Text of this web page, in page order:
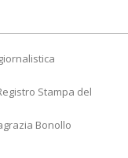
Stampa del
Bonollo